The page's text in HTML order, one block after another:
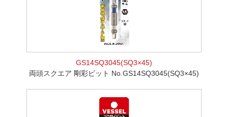
GS14SQ3045(SQ3×45)
両頭スクエア 剛彩ビット No.GS14SQ3045(SQ3×45)